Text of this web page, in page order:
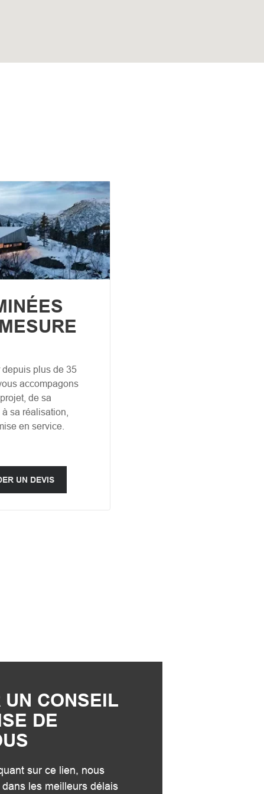
depuis plus de 35
accompagons
de sa
sa réalisation,
en service.
UN DEVIS
CONSEIL
DE
sur ce lien, nous
les meilleurs délais